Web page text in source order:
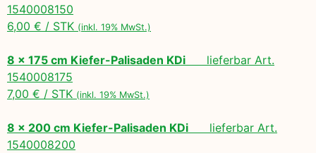
1540008150
6,00 € / STK (inkl. 19% MwSt.)
8 x 175 cm Kiefer-Palisaden KDi lieferbar Art.
1540008175
7,00 € / STK (inkl. 19% MwSt.)
8 x 200 cm Kiefer-Palisaden KDi lieferbar Art.
1540008200